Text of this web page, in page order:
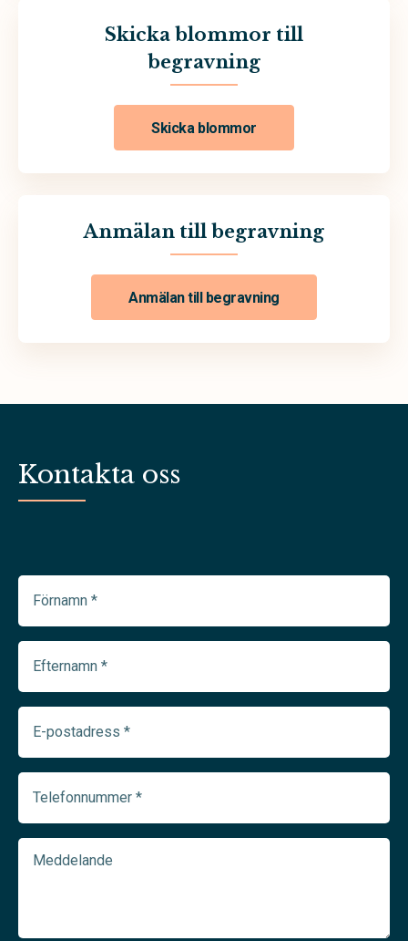
Skicka blommor till
begravning
Skicka blommor
Anmälan till begravning
Anmälan till begravning
Kontakta oss
Förnamn
(Required)
Efternamn
(Required)
E-
postadress
(Required)
Telefonnummer
(Required)
Meddelande